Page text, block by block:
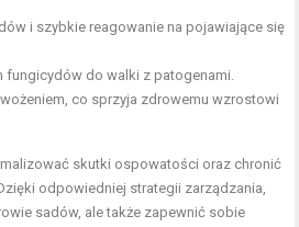
i szybkie reagowanie na pojawiające się
do walki z patogenami.
co sprzyja zdrowemu wzrostowi
skutki ospowatości oraz chronić
odpowiedniej strategii zarządzania,
sadów, ale także zapewnić sobie